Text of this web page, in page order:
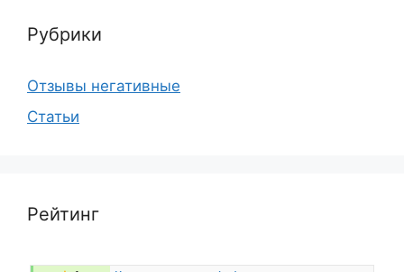
Рубрики
Отзывы негативные
Статьи
Рейтинг